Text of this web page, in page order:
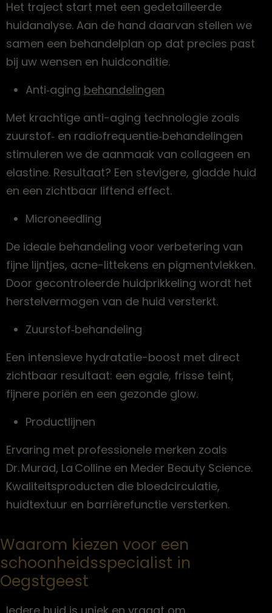
Het traject start met een gedetailleerde
huidanalyse. Aan de hand daarvan stellen we
samen een behandelplan op dat precies past
bij uw wensen en huidconditie.
Anti‑aging behandelingen
Met krachtige anti-aging technologie zoals
zuurstof‑ en radiofrequentie‑behandelingen
stimuleren we de aanmaak van collageen en
elastine. Resultaat? Een stevigere, gladde huid
en een zichtbaar liftend effect.
Microneedling
De ideale behandeling voor verbetering van
fijne lijntjes, acne-littekens en pigmentvlekken.
Door gecontroleerde huidprikkeling wordt het
herstelvermogen van de huid versterkt.
Zuurstof‑behandeling
Een intensieve hydratatie-boost met direct
zichtbaar resultaat: een egale, frisse teint,
fijnere poriën en een gezonde glow.
Productlijnen
Ervaring met professionele merken zoals
Dr. Murad, La Colline en Meder Beauty Science.
Kwaliteitsproducten die bloedcirculatie,
huidtextuur en barrièrefunctie versterken.
Waarom kiezen voor een
schoonheidsspecialist in
Oegstgeest